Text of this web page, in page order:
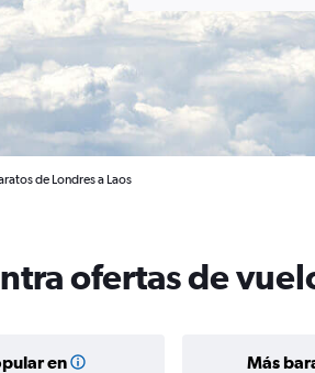
de Londres a Laos
ofertas de
en Más